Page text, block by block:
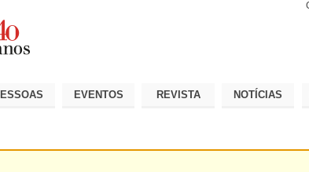
EVENTOS REVISTA NOTÍCIAS